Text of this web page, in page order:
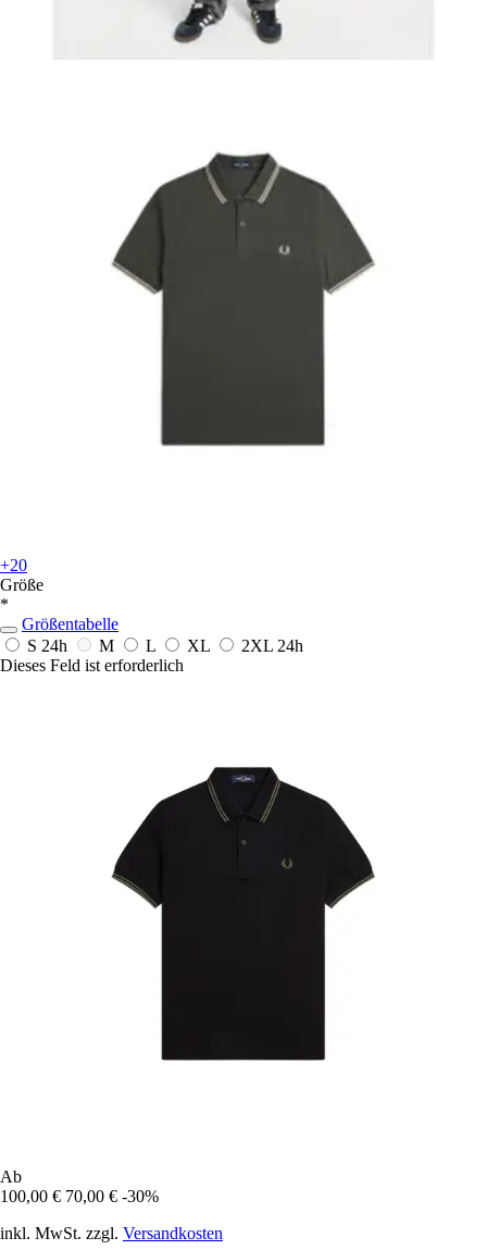
+20
Größe
*
Größentabelle
S 24h M L XL 2XL 24h
Dieses Feld ist erforderlich
Ab
100,00 € 70,00 € -30%
inkl. MwSt. zzgl. Versandkosten